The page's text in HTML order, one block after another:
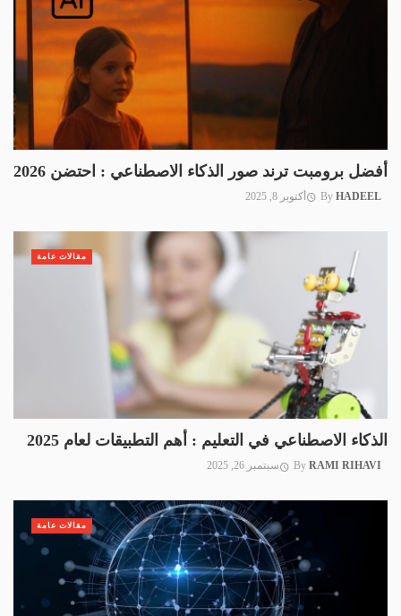
أفضل برومبت ترند صور الذكاء الاصطناعي : احتضن 2026
By HADEEL أكتوبر 8, 2025
الذكاء الاصطناعي في التعليم : أهم التطبيقات لعام 2025
By RAMI RIHAVI سبتمبر 26, 2025
مقالات عامة
مقالات عامة